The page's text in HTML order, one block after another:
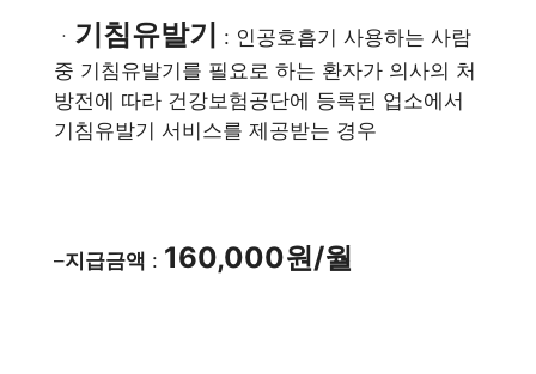
ㆍ 기침유발기 : 인공호흡기 사용하는 사람
중 기침유발기를 필요로 하는 환자가 의사의 처
방전에 따라 건강보험공단에 등록된 업소에서
기침유발기 서비스를 제공받는 경우
–지급금액 : 160,000원/월